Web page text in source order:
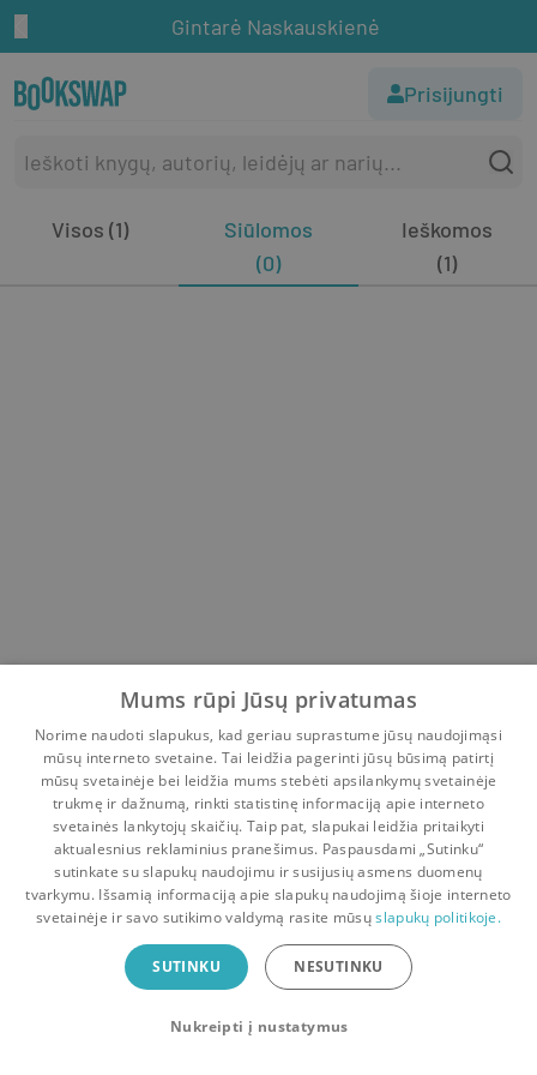
Gintarė Naskauskienė
Prisijungti
Visos (1)
Siūlomos
(0)
Ieškomos
(1)
Pradinis Krepšelis Pokalbiai Pranešimai Paskyra
Bookswap programėlė
Mainykis knygomis dar patogiau!
Uždaryti
Mums rūpi Jūsų privatumas
Norime naudoti slapukus, kad geriau suprastume jūsų naudojimąsi
mūsų interneto svetaine. Tai leidžia pagerinti jūsų būsimą patirtį
mūsų svetainėje bei leidžia mums stebėti apsilankymų svetainėje
trukmę ir dažnumą, rinkti statistinę informaciją apie interneto
svetainės lankytojų skaičių. Taip pat, slapukai leidžia pritaikyti
aktualesnius reklaminius pranešimus. Paspausdami „Sutinku“
sutinkate su slapukų naudojimu ir susijusių asmens duomenų
tvarkymu. Išsamią informaciją apie slapukų naudojimą šioje interneto
svetainėje ir savo sutikimo valdymą rasite mūsųslapukų politikoje.
SUTINKU NESUTINKU
Nukreipti į nustatymus